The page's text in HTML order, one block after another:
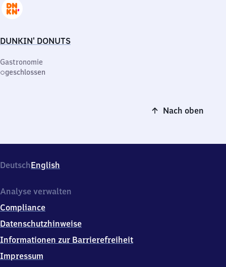
DUNKIN' DONUTS
Gastronomie
geschlossen
Nach oben
DeutschEnglish
Analyse verwalten
Compliance
Datenschutzhinweise
Informationen zur Barrierefreiheit
Impressum